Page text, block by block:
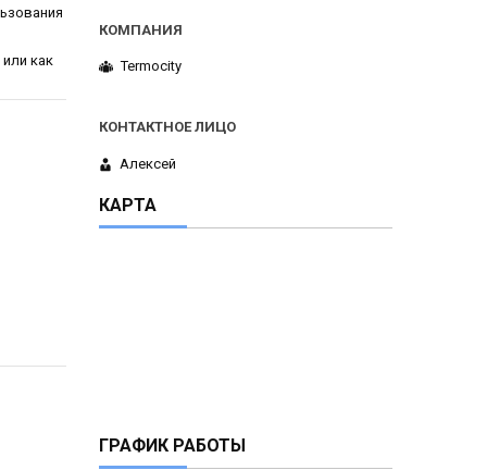
как
Termocity
Алексей
КАРТА
ГРАФИК РАБОТЫ